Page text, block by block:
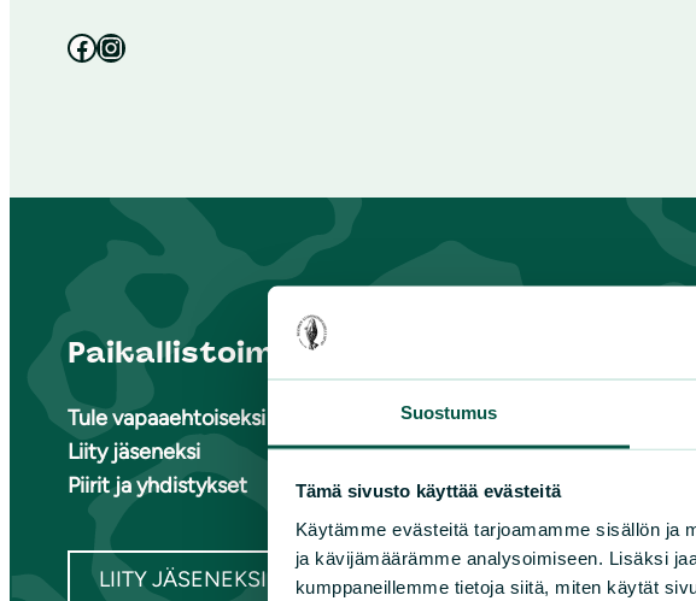
Suostumus
Tämä sivusto käyttää evästeitä
Käytämme evästeitä tarjoamamme sisällön ja
ja kävijämäärämme analysoimiseen. Lisäksi
kumppaneillemme tietoja siitä, miten käytät
Facebook Instagram
Paikallistoiminta
Tule vapaaehtoiseksi
Liity jäseneksi
Piirit ja yhdistykset
LIITY JÄSENEKSI
Etelä-Karjala
Etelä-Savo
Keski-Suomi